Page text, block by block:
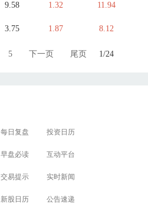
9.58 1.32 11.94
3.75 1.87 8.12
5 下一页 尾页 1/24
每日复盘 投资日历
早盘必读 互动平台
交易提示 实时新闻
新股日历 公告速递